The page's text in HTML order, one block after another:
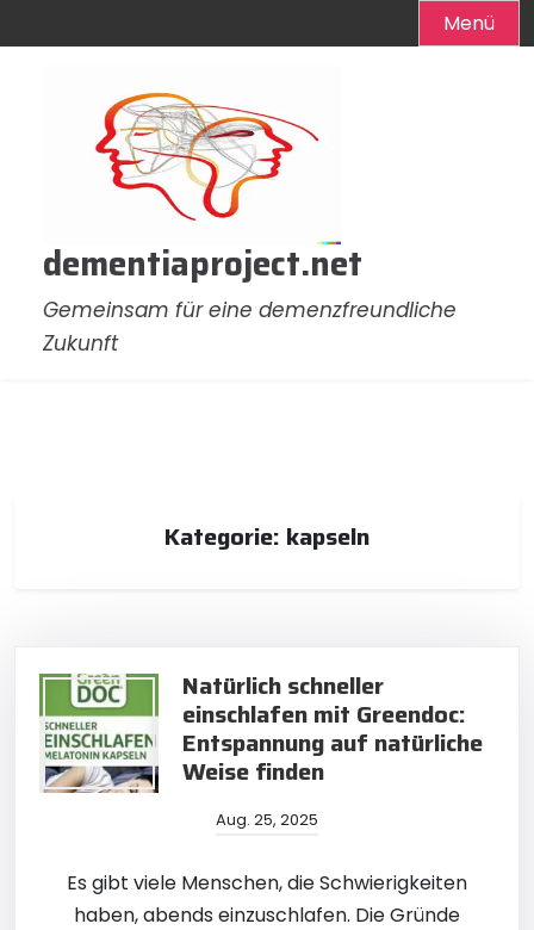
Menü
dementiaproject.net
Gemeinsam für eine demenzfreundliche
Zukunft
Kategorie: kapseln
Natürlich schneller
einschlafen mit Greendoc:
Entspannung auf natürliche
Weise finden
Aug. 25, 2025
Es gibt viele Menschen, die Schwierigkeiten
haben, abends einzuschlafen. Die Gründe